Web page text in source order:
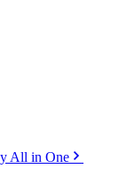
All in One